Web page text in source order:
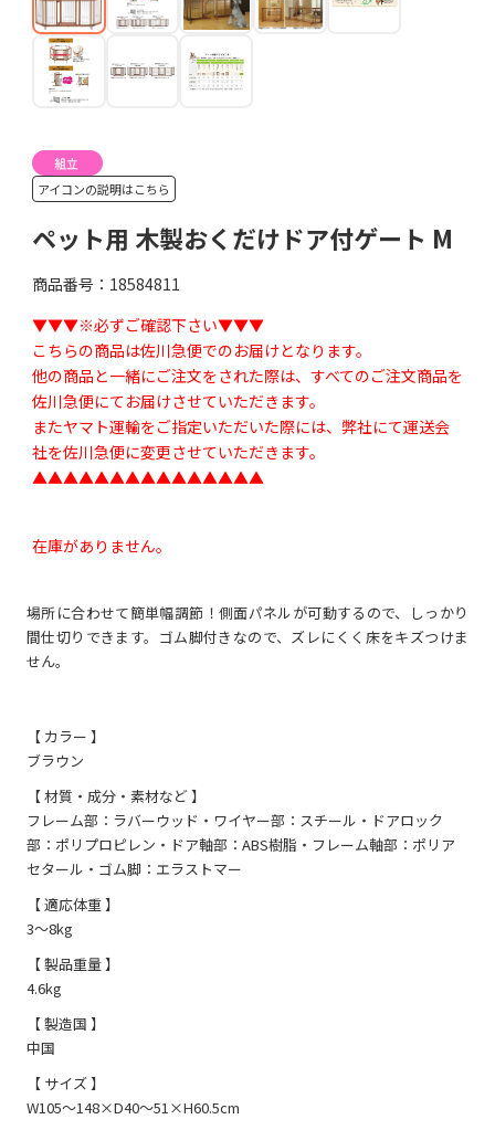
アイコンの説明はこちら
ペット用 木製おくだけドア付ゲート M
商品番号：18584811
▼▼▼※必ずご確認下さい▼▼▼
こちらの商品は佐川急便でのお届けとなります。
他の商品と一緒にご注文をされた際は、すべてのご注文商品を
佐川急便にてお届けさせていただきます。
またヤマト運輸をご指定いただいた際には、弊社にて運送会
社を佐川急便に変更させていただきます。
▲▲▲▲▲▲▲▲▲▲▲▲▲▲▲
在庫がありません。
場所に合わせて簡単幅調節！側面パネルが可動するので、しっかり
間仕切りできます。ゴム脚付きなので、ズレにくく床をキズつけま
せん。
【 カラー 】
ブラウン
【 材質・成分・素材など 】
フレーム部：ラバーウッド・ワイヤー部：スチール・ドアロック
部：ポリプロピレン・ドア軸部：ABS樹脂・フレーム軸部：ポリア
セタール・ゴム脚：エラストマー
【 適応体重 】
3～8kg
【 製品重量 】
4.6kg
【 製造国 】
中国
【 サイズ 】
W105～148×D40～51×H60.5cm